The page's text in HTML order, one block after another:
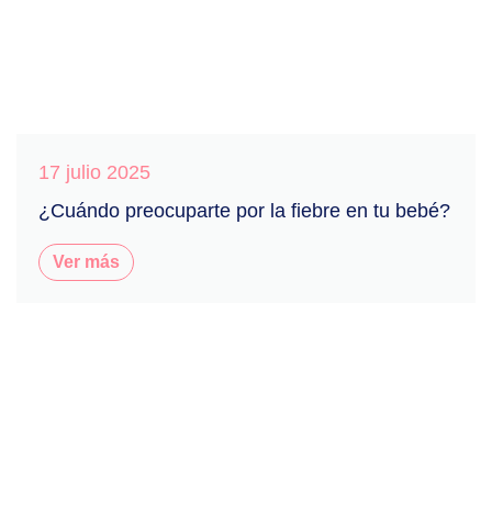
17 julio 2025
¿Cuándo preocuparte por la fiebre en tu bebé?
Ver más